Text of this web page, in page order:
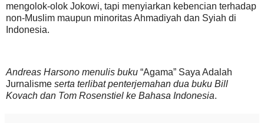
mengolok-olok Jokowi, tapi menyiarkan kebencian terhadap
non-Muslim maupun minoritas Ahmadiyah dan Syiah di
Indonesia.
Andreas Harsono menulis buku “Agama” Saya Adalah
Jurnalisme serta terlibat penterjemahan dua buku Bill
Kovach dan Tom Rosenstiel ke Bahasa Indonesia.